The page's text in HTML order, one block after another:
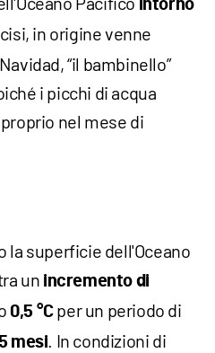
intorno
in origine venne
“il bambinello”
i picchi di acqua
nel mese di
la superficie dell'Oceano
un incremento di
0,5 °Cper un periodo di
mesi. In condizioni di